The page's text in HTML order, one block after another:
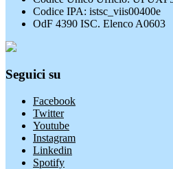
Codice IPA: istsc_viis00400e
OdF 4390 ISC. Elenco A0603
Seguici su
Facebook
Twitter
Youtube
Instagram
Linkedin
Spotify